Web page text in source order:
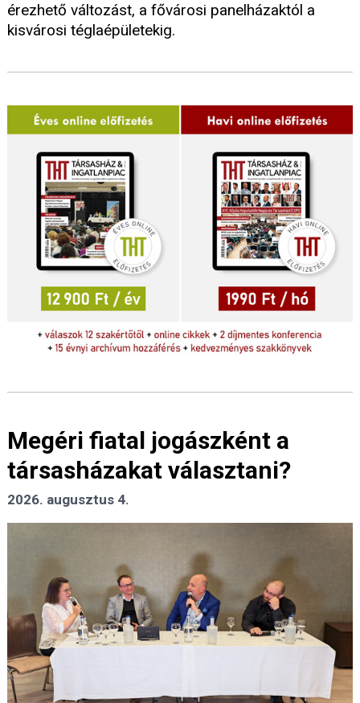
érezhető változást, a fővárosi panelházaktól a
kisvárosi téglaépületekig.
Megéri fiatal jogászként a
társasházakat választani?
2026. augusztus 4.